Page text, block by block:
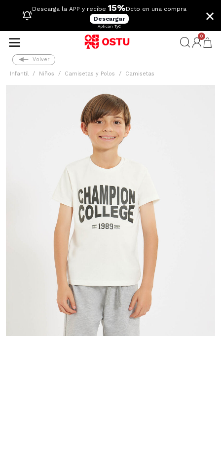
Descarga la APP y recibe 15%Dcto en una compra
Descargar
Aplican TyC
×
0
Volver
Infantil Niños Camisetas y Polos Camisetas